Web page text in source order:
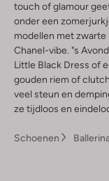
touch of glamour
onder een
modellen met
Chanel-vibe. "s
Little Black Dress of
gouden riem of
veel steun en
ze tijdloos en
Schoenen